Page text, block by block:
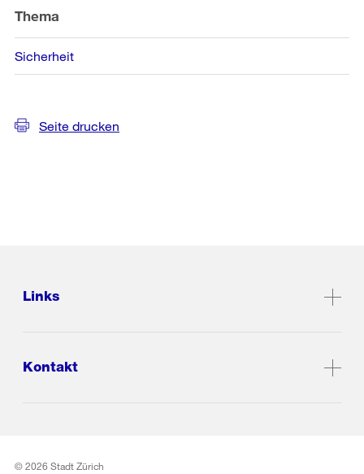
Thema
Sicherheit
Seite drucken
Links
Kontakt
© 2026 Stadt Zürich